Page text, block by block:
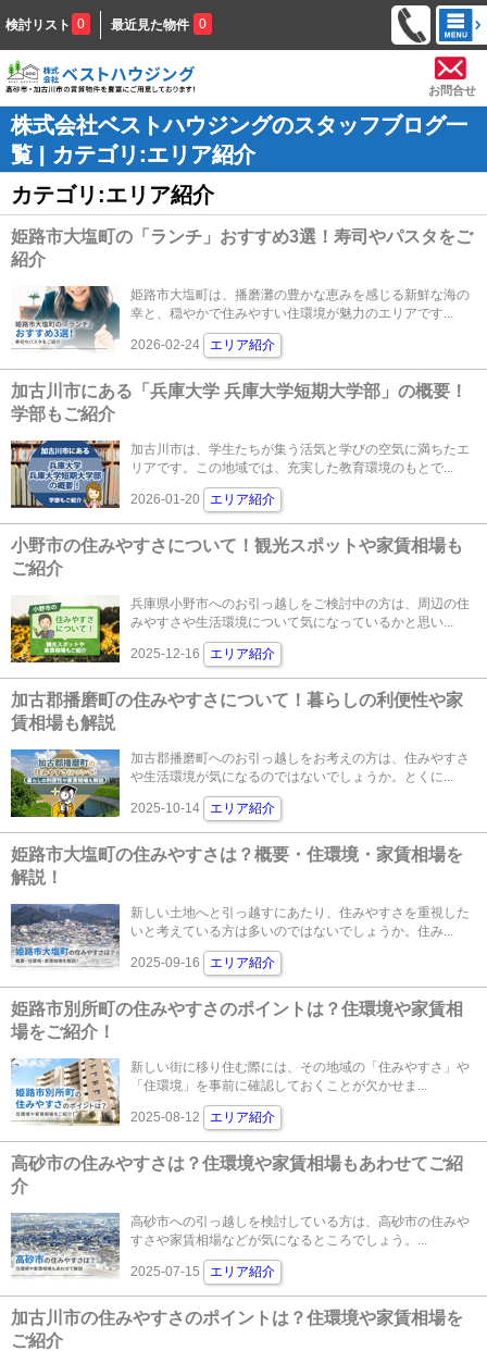
検討リスト 0 最近見た物件 0
お問合せ
株式会社ベストハウジングのスタッフブログ一
覧 | カテゴリ:エリア紹介
カテゴリ:エリア紹介
姫路市大塩町の「ランチ」おすすめ3選！寿司やパスタをご
紹介
姫路市大塩町は、播磨灘の豊かな恵みを感じる新鮮な海の
幸と、穏やかで住みやすい住環境が魅力のエリアです...
2026-02-24 エリア紹介
加古川市にある「兵庫大学 兵庫大学短期大学部」の概要！
学部もご紹介
加古川市は、学生たちが集う活気と学びの空気に満ちたエ
リアです。この地域では、充実した教育環境のもとで...
2026-01-20 エリア紹介
小野市の住みやすさについて！観光スポットや家賃相場も
ご紹介
兵庫県小野市へのお引っ越しをご検討中の方は、周辺の住
みやすさや生活環境について気になっているかと思い...
2025-12-16 エリア紹介
加古郡播磨町の住みやすさについて！暮らしの利便性や家
賃相場も解説
加古郡播磨町へのお引っ越しをお考えの方は、住みやすさ
や生活環境が気になるのではないでしょうか。とくに...
2025-10-14 エリア紹介
姫路市大塩町の住みやすさは？概要・住環境・家賃相場を
解説！
新しい土地へと引っ越すにあたり、住みやすさを重視した
いと考えている方は多いのではないでしょうか。住み...
2025-09-16 エリア紹介
姫路市別所町の住みやすさのポイントは？住環境や家賃相
場をご紹介！
新しい街に移り住む際には、その地域の「住みやすさ」や
「住環境」を事前に確認しておくことが欠かせま...
2025-08-12 エリア紹介
高砂市の住みやすさは？住環境や家賃相場もあわせてご紹
介
高砂市への引っ越しを検討している方は、高砂市の住みや
すさや家賃相場などが気になるところでしょう。...
2025-07-15 エリア紹介
加古川市の住みやすさのポイントは？住環境や家賃相場を
ご紹介